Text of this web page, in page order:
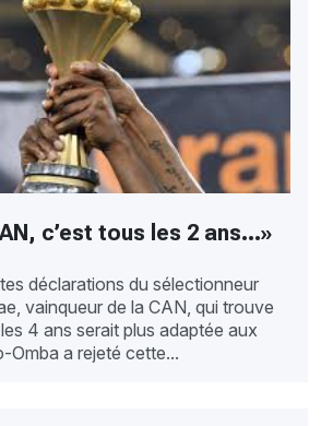
c’est tous les 2 ans…»
déclarations du sélectionneur
vainqueur de la CAN, qui trouve
4 ans serait plus adaptée aux
Omba a rejeté cette...